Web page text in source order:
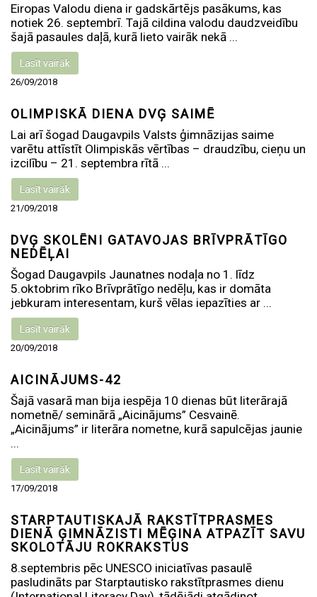
Eiropas Valodu diena ir gadskārtējs pasākums, kas
notiek 26. septembrī. Tajā cildina valodu daudzveidību
šajā pasaules daļā, kurā lieto vairāk nekā ...
Lasīt vairāk
26/09/2018
OLIMPISKĀ DIENA DVĢ SAIMĒ
Lai arī šogad Daugavpils Valsts ģimnāzijas saime
varētu attīstīt Olimpiskās vērtības – draudzību, cieņu un
izcilību – 21. septembra rītā ...
Lasīt vairāk
21/09/2018
DVĢ SKOLĒNI GATAVOJAS BRĪVPRĀTĪGO
NEDĒĻAI
Šogad Daugavpils Jaunatnes nodaļa no 1. līdz
5.oktobrim rīko Brīvprātīgo nedēļu, kas ir domāta
jebkuram interesentam, kurš vēlas iepazīties ar ...
Lasīt vairāk
20/09/2018
AICINĀJUMS-42
Šajā vasarā man bija iespēja 10 dienas būt literārajā
nometnē/ seminārā „Aicinājums” Cesvainē.
„Aicinājums” ir literāra nometne, kurā sapulcējas jaunie
...
Lasīt vairāk
17/09/2018
STARPTAUTISKAJĀ RAKSTĪTPRASMES
DIENĀ ĢIMNĀZISTI MĒĢINA ATPAZĪT SAVU
SKOLOTĀJU ROKRAKSTUS
8.septembris pēc UNESCO iniciatīvas pasaulē
pasludināts par Starptautisko rakstītprasmes dienu